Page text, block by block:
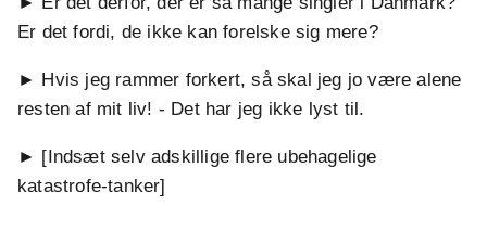
Er det fordi, de ikke kan forelske sig mere?
► Hvis jeg rammer forkert, så skal jeg jo være alene
resten af mit liv! - Det har jeg ikke lyst til.
► [Indsæt selv adskillige flere ubehagelige
katastrofe-tanker]